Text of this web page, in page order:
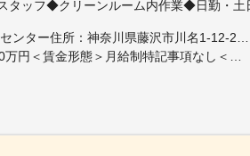
スタッフ◆クリーンルーム内作業◆日勤・